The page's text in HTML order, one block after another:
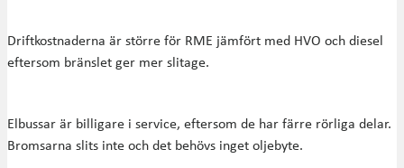
Driftkostnaderna är större för RME jämfört med HVO och diesel
eftersom bränslet ger mer slitage.
Elbussar är billigare i service, eftersom de har färre rörliga delar.
Bromsarna slits inte och det behövs inget oljebyte.